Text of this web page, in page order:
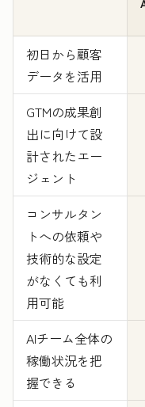
初日から顧客
データを活用
GTMの成果創
出に向けて設
計されたエー
ジェント
コンサルタン
トへの依頼や
技術的な設定
がなくても利
用可能
AIチーム全体の
稼働状況を把
握できる